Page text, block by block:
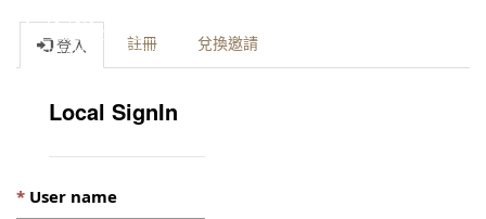
登入 註冊 兌換邀請
Local SignIn
User name